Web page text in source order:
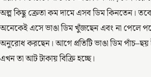
অল্প কিছু ক্রেতা কম দামে এসব ডিম কিনতেন।
অনেকেই এসে ভাঙা ডিম খুঁজছেন এবং না পেলে
অনুরোধ করছেন। আগে প্রতিটি ভাঙা ডিম পাঁচ–ছয়
এখন তা আট টাকায় বিক্রি হচ্ছে।